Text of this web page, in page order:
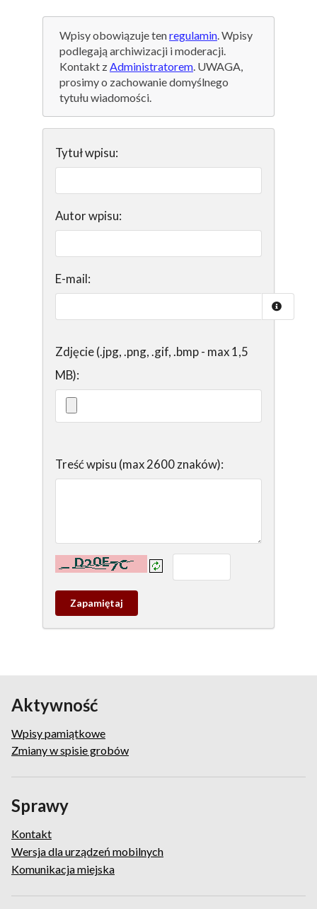
Wpisy obowiązuje tenregulamin. Wpisy
podlegają archiwizacji i moderacji.
Kontakt zAdministratorem. UWAGA,
prosimy o zachowanie domyślnego
tytułu wiadomości.
Tytuł wpisu:
Autor wpisu:
E-mail:
Zdjęcie (.jpg, .png, .gif, .bmp - max 1,5
MB):
Treść wpisu (max 2600 znaków):
Kontrola - wprowadź tekst z obrazka:
Zapamietaj
wpis
Aktywność
Wpisy pamiątkowe
Zmiany w spisie grobów
Sprawy
Kontakt
Wersja dla urządzeń mobilnych
Komunikacja miejska